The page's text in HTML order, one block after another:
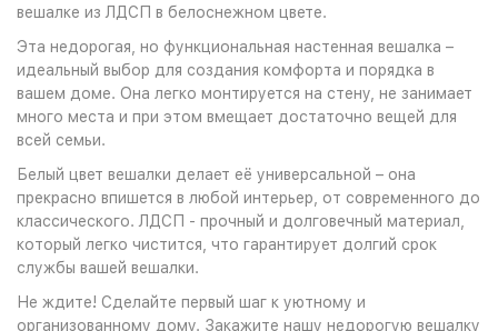
вешалке из ЛДСП в белоснежном цвете.
Эта недорогая, но функциональная настенная вешалка –
идеальный выбор для создания комфорта и порядка в
вашем доме. Она легко монтируется на стену, не занимает
много места и при этом вмещает достаточно вещей для
всей семьи.
Белый цвет вешалки делает её универсальной – она
прекрасно впишется в любой интерьер, от современного до
классического. ЛДСП - прочный и долговечный материал,
который легко чистится, что гарантирует долгий срок
службы вашей вешалки.
Не ждите! Сделайте первый шаг к уютному и
организованному дому. Закажите нашу недорогую вешалку